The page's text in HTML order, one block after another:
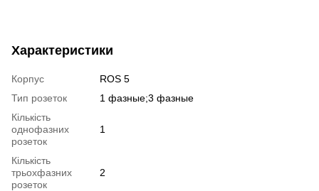
Характеристики
Корпус
ROS 5
Тип розеток
1 фазные;3 фазные
Кількість
однофазних
розеток
1
Кількість
трьохфазних
розеток
2